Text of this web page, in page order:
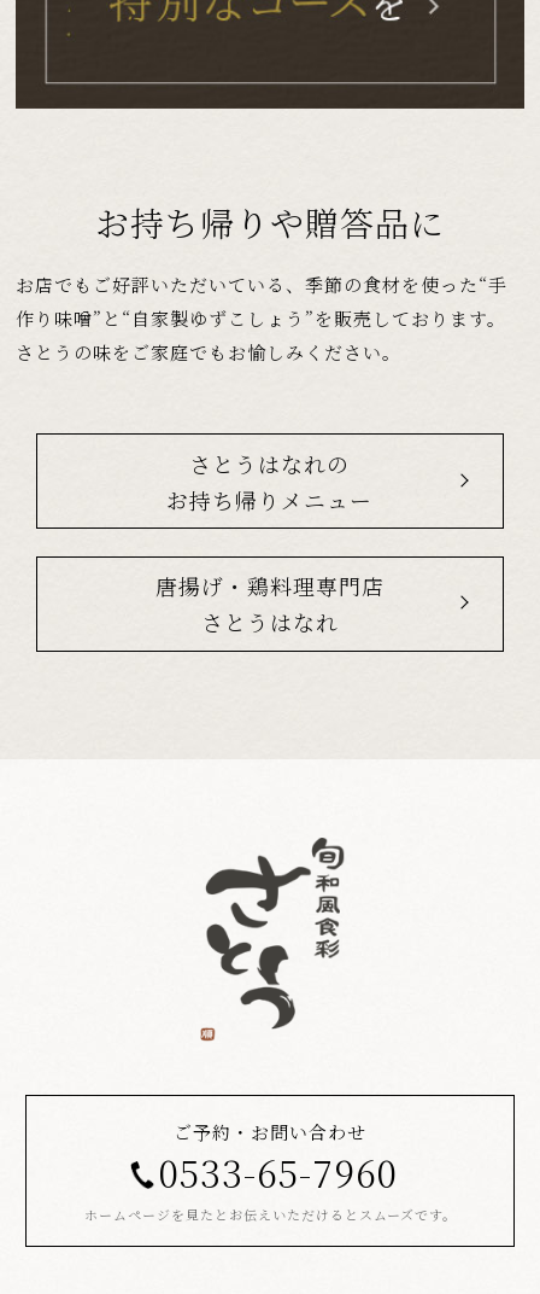
お持ち帰りや贈答品に
お店でもご好評いただいている、季節の食材を使った“手
作り味噌”と“自家製ゆずこしょう”を販売しております。
さとうの味をご家庭でもお愉しみください。
さとうはなれの
お持ち帰りメニュー
唐揚げ・鶏料理専門店
さとうはなれ
ご予約・お問い合わせ
0533-65-7960
ホームページを見たとお伝えいただけるとスムーズです。